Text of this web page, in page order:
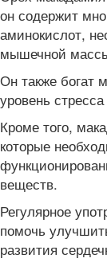
он содержит
аминокислот,
мышечной
Он также богат
уровень
Кроме того,
которые
веществ.
Регулярное
помочь
развития